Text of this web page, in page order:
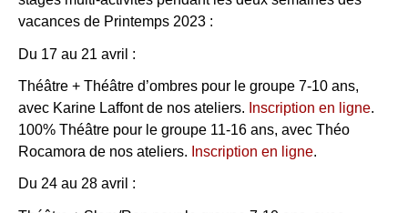
vacances de Printemps 2023 :
Du 17 au 21 avril :
Théâtre + Théâtre d’ombres pour le groupe 7-10 ans,
avec Karine Laffont de nos ateliers. Inscription en ligne.
100% Théâtre pour le groupe 11-16 ans, avec Théo
Rocamora de nos ateliers. Inscription en ligne.
Du 24 au 28 avril :